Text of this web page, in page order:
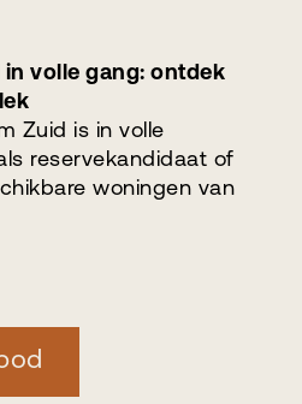
volle gang: ontdek
Zuid is in volle
reservekandidaat of
woningen van